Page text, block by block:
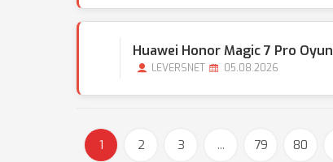
Huawei Honor Magic 7 Pro
LEVERSNET 05.08.2026
1 2 3 ... 79 80